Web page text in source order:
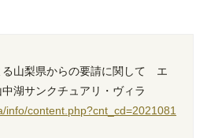
る山梨県からの要請に関して エ
湖サンクチュアリ・ヴィラ
info/content.php?cnt_cd=2021081